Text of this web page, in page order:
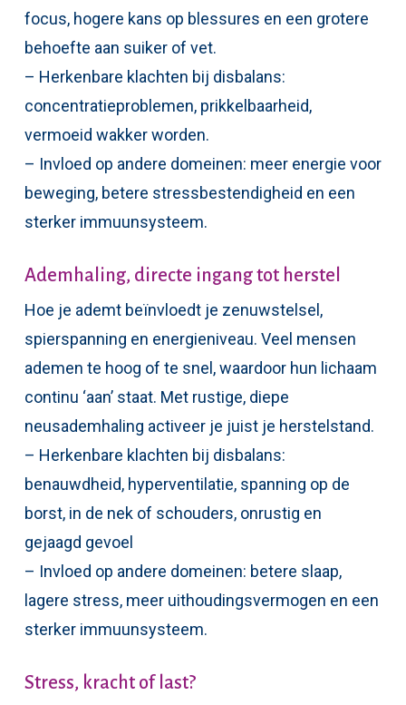
focus, hogere kans op blessures en een grotere
behoefte aan suiker of vet.
– Herkenbare klachten bij disbalans:
concentratieproblemen, prikkelbaarheid,
vermoeid wakker worden.
– Invloed op andere domeinen: meer energie voor
beweging, betere stressbestendigheid en een
sterker immuunsysteem.
Ademhaling, directe ingang tot herstel
Hoe je ademt beïnvloedt je zenuwstelsel,
spierspanning en energieniveau. Veel mensen
ademen te hoog of te snel, waardoor hun lichaam
continu ‘aan’ staat. Met rustige, diepe
neusademhaling activeer je juist je herstelstand.
– Herkenbare klachten bij disbalans:
benauwdheid, hyperventilatie, spanning op de
borst, in de nek of schouders, onrustig en
gejaagd gevoel
– Invloed op andere domeinen: betere slaap,
lagere stress, meer uithoudingsvermogen en een
sterker immuunsysteem.
Stress, kracht of last?